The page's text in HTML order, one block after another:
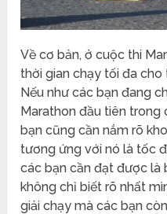
Về cơ bản, ở cuộc thi
thời gian chạy tối đa
Nếu như các bạn đang
Marathon đầu tiên trong
bạn cũng cần nắm rõ
tương ứng với nó là tốc
các bạn cần đạt được là
không chỉ biết rõ nhất
giải chạy mà các bạn